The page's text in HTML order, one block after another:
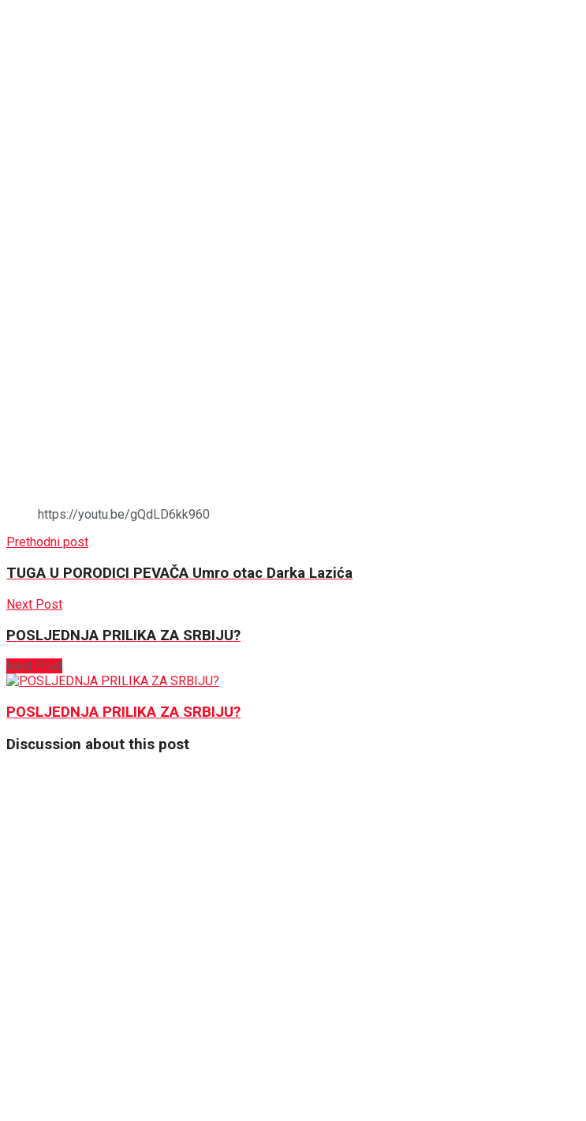
https://youtu.be/gQdLD6kk960
Prethodni post
TUGA U PORODICI PEVAČA Umro otac Darka Lazića
Next Post
POSLJEDNJA PRILIKA ZA SRBIJU?
Next Post
POSLJEDNJA PRILIKA ZA SRBIJU?
Discussion about this post